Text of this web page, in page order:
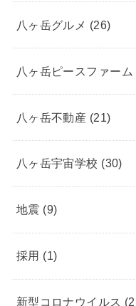
八ヶ岳グルメ (26)
八ヶ岳ピースファーム
八ヶ岳不動産 (21)
八ヶ岳宇宙学校 (30)
地震 (9)
採用 (1)
新型コロナウイルス